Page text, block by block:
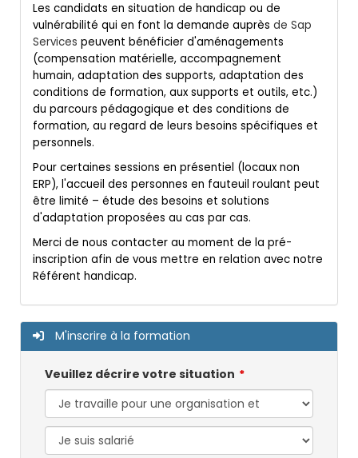
Les candidats en situation de handicap ou de
vulnérabilité qui en font la demande auprès de Sap
Services peuvent bénéficier d'aménagements
(compensation matérielle, accompagnement
humain, adaptation des supports, adaptation des
conditions de formation, aux supports et outils, etc.)
du parcours pédagogique et des conditions de
formation, au regard de leurs besoins spécifiques et
personnels.
Pour certaines sessions en présentiel (locaux non
ERP), l'accueil des personnes en fauteuil roulant peut
être limité – étude des besoins et solutions
d'adaptation proposées au cas par cas.
Merci de nous contacter au moment de la pré-
inscription afin de vous mettre en relation avec notre
Référent handicap.
M'inscrire à la formation
Veuillez décrire votre situation